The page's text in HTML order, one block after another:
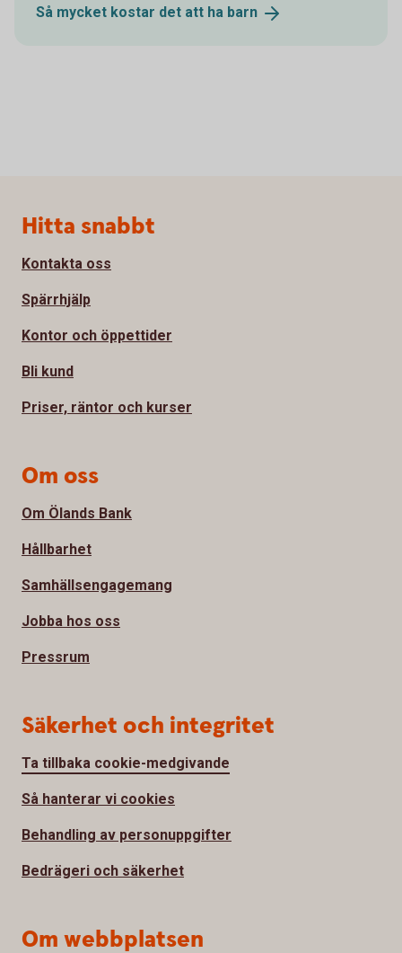
Så mycket kostar det att ha barn
Sidfot
Hitta snabbt
Kontakta oss
Spärrhjälp
Kontor och öppettider
Bli kund
Priser, räntor och kurser
Om oss
Om Ölands Bank
Hållbarhet
Samhällsengagemang
Jobba hos oss
Pressrum
Säkerhet och integritet
Ta tillbaka cookie-medgivande
Så hanterar vi cookies
Behandling av personuppgifter
Bedrägeri och säkerhet
Om webbplatsen